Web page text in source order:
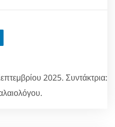
2025. Συντάκτρια: